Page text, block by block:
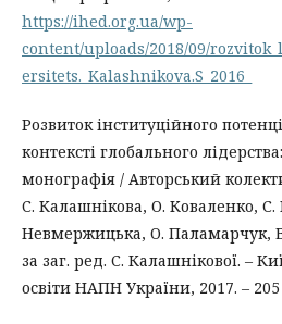
https://ihed.org.ua/wp-
content/uploads/2018/09/
ersitets._Kalashnikova.S_2016_
Розвиток інституційного
контексті глобального
монографія / Авторський
С. Калашнікова, О. Коваленко, С.
Невмержицька, О. Паламарчук,
за заг. ред. С. Калашнікової. –
освіти НАПН України, 2017. – 205